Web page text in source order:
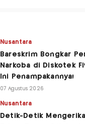
Nusantara
Bareskrim Bongkar
Narkoba di Diskotek
Ini Penampakannya!
07 Agustus 2026
Nusantara
Detik-Detik